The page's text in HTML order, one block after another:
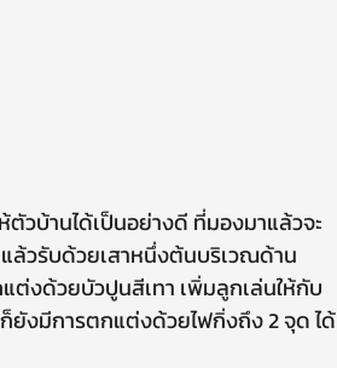
ล้วรับด้วยเสาหนึ่งต้นบริเวณด้าน
ต่งด้วยบัวปูนสีเทา เพิ่มลูกเล่นให้กับ
ยังมีการตกแต่งด้วยไฟกิ่งถึง 2 จุด ได้